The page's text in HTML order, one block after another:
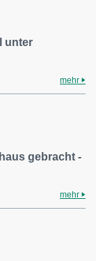
unter
mehr
gebracht -
mehr